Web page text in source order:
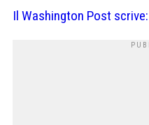
Il Washington Post scrive: